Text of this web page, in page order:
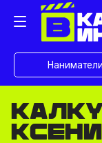
Наниматели